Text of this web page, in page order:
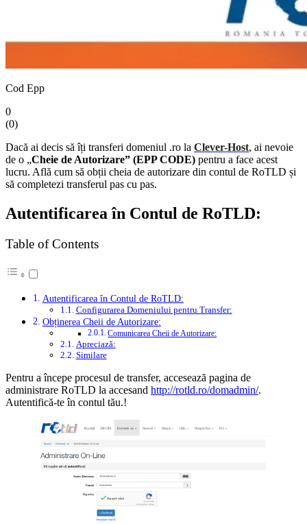
Cod Epp
0
(0)
Dacă ai decis să îți transferi domeniul .ro la Clever-Host, ai nevoie
de o „Cheie de Autorizare” (EPP CODE) pentru a face acest
lucru. Află cum să obții cheia de autorizare din contul de RoTLD și
să completezi transferul pas cu pas.
Autentificarea în Contul de RoTLD:
Table of Contents
Autentificarea în Contul de RoTLD:
Configurarea Domeniului pentru Transfer:
Obținerea Cheii de Autorizare:
Comunicarea Cheii de Autorizare:
Apreciază:
Similare
Pentru a începe procesul de transfer, accesează pagina de
administrare RoTLD la accesand http://rotld.ro/domadmin/.
Autentifică-te în contul tău.!